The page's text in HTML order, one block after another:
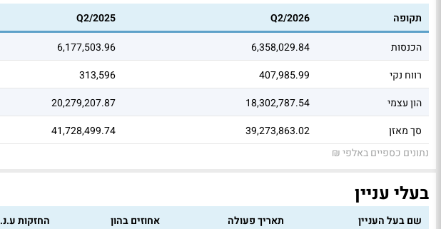
תקופה Q2/2026
Q2/2025
הכנסות
6,358,029.84
6,177,503.96
רווח נקי
407,985.99
313,596
הון עצמי
18,302,787.54
20,279,207.87
סך מאזן
39,273,863.02
41,728,499.74
נתונים כספיים באלפי ₪
בעלי עניין
שם בעל העניין תאריך פעולה אחוזים בהון החזקות ע.נ.